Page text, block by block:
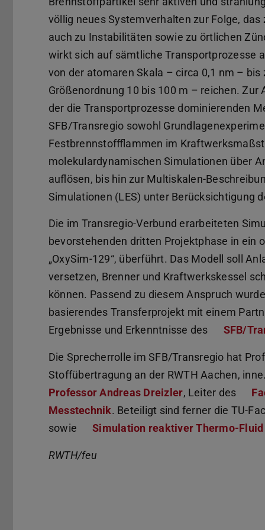
völlig neues Systemverhalten zur Folge,
auch zu Instabilitäten sowie zu örtlichen
wirkt sich auf sämtliche Transportprozesse
von der atomaren Skala – circa 0,1 nm –
Größenordnung 10 bis 100 m – reichen.
der die Transportprozesse dominierenden
SFB/Transregio sowohl
Festbrennstoffflammen im
molekulardynamischen Simulationen über
auflösen, bis hin zur Multiskalen-
Simulationen (LES) unter Berücksichtigung
Die im Transregio-Verbund erarbeiteten
bevorstehenden dritten Projektphase in ein
„OxySim-129“, überführt. Das Modell soll
versetzen, Brenner und Kraftwerkskessel
können. Passend zu diesem Anspruch
basierendes Transferprojekt mit einem
Ergebnisse und Erkenntnisse des
SFB/
Die Sprecherrolle im SFB/Transregio hat
Stoffübertragung an der RWTH Aachen,
Professor Andreas Dreizler, Leiter des
Messtechnik. Beteiligt sind ferner die TU-
sowie
Simulation reaktiver Thermo-Fluid
RWTH/feu